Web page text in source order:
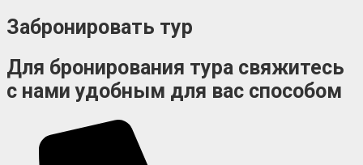
Забронировать тур
Для бронирования тура свяжитесь
с нами удобным для вас способом